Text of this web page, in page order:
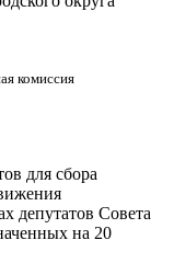
комиссия
для сбора
депутатов Совета
на 20